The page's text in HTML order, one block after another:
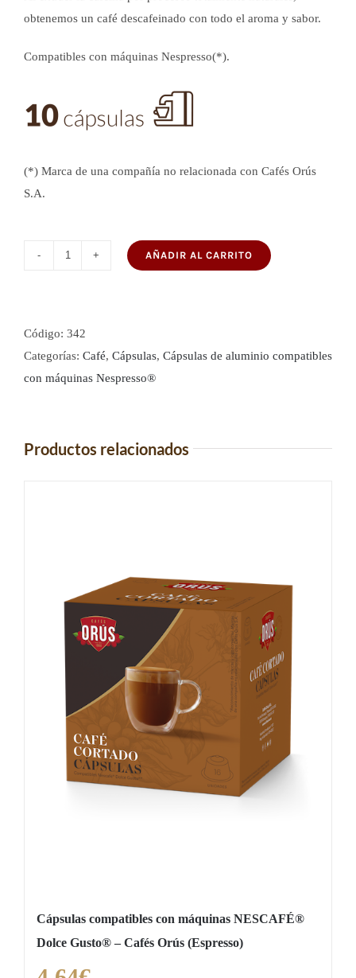
obtenemos un café descafeinado con todo el aroma y sabor.
Compatibles con máquinas Nespresso(*).
(*) Marca de una compañía no relacionada con Cafés Orús
S.A.
de
aluminio
-
máquinas
AÑADIR AL CARRITO
Código: 342
Categorías: Café, Cápsulas, Cápsulas de aluminio compatibles
con máquinas Nespresso®
Productos relacionados
Cápsulas compatibles con máquinas NESCAFÉ®
Dolce Gusto® – Cafés Orús (Espresso)